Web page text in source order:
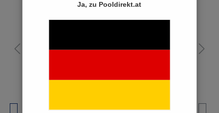
Ja, zu Pooldirekt.at